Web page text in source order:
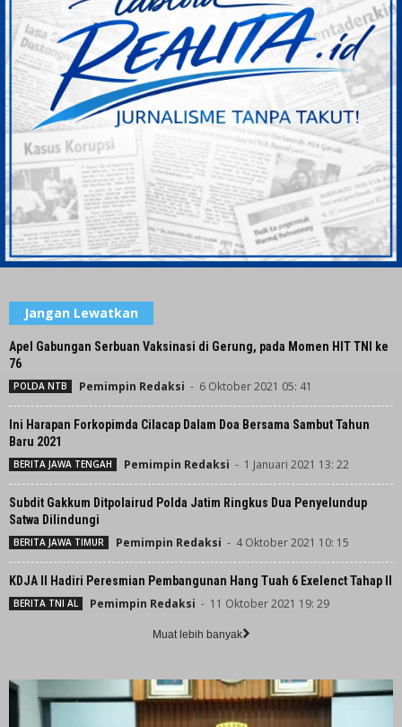
Jangan Lewatkan
Apel Gabungan Serbuan Vaksinasi di Gerung, pada Momen HIT TNI ke
76
POLDA NTB Pemimpin Redaksi - 6 Oktober 2021 05: 41
Ini Harapan Forkopimda Cilacap Dalam Doa Bersama Sambut Tahun
Baru 2021
BERITA JAWA TENGAH Pemimpin Redaksi - 1 Januari 2021 13: 22
Subdit Gakkum Ditpolairud Polda Jatim Ringkus Dua Penyelundup
Satwa Dilindungi
BERITA JAWA TIMUR Pemimpin Redaksi - 4 Oktober 2021 10: 15
KDJA II Hadiri Peresmian Pembangunan Hang Tuah 6 Exelenct Tahap II
BERITA TNI AL Pemimpin Redaksi - 11 Oktober 2021 19: 29
Muat lebih banyak